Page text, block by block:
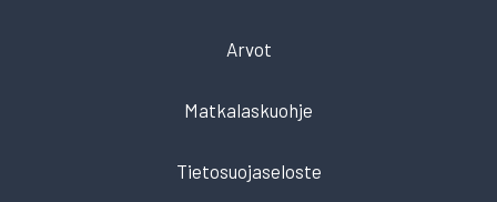
Arvot
Matkalaskuohje
Tietosuojaseloste